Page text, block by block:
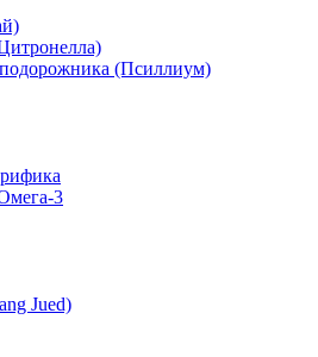
(Псиллиум)
3
Jued)